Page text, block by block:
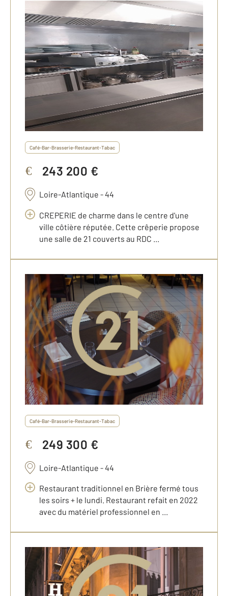
Café-Bar-Brasserie-Restaurant-Tabac
€ 243 200 €
Loire-Atlantique - 44
CREPERIE de charme dans le centre d'une
ville côtière réputée. Cette crêperie propose
une salle de 21 couverts au RDC ...
Café-Bar-Brasserie-Restaurant-Tabac
€ 249 300 €
Loire-Atlantique - 44
Restaurant traditionnel en Brière fermé tous
les soirs + le lundi. Restaurant refait en 2022
avec du matériel professionnel en ...